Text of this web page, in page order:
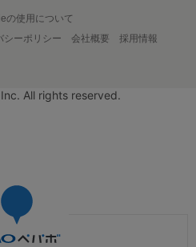
の使用について
シーポリシー 会社概要
採用情報
All rights reserved.